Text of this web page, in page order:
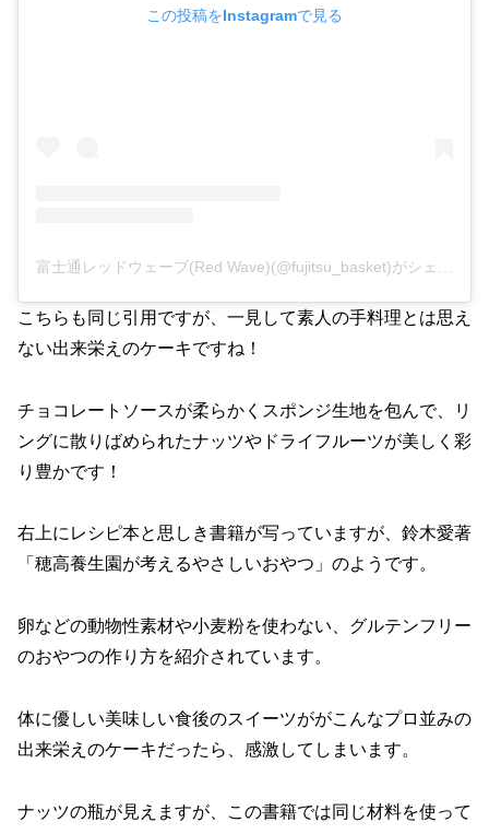
この投稿をInstagramで見る
こちらも同じ引用ですが、一見して素人の手料理とは思え
ない出来栄えのケーキですね！
チョコレートソースが柔らかくスポンジ生地を包んで、リ
ングに散りばめられたナッツやドライフルーツが美しく彩
り豊かです！
右上にレシピ本と思しき書籍が写っていますが、鈴木愛著
「穂高養生園が考えるやさしいおやつ」のようです。
卵などの動物性素材や小麦粉を使わない、グルテンフリー
のおやつの作り方を紹介されています。
体に優しい美味しい食後のスイーツががこんなプロ並みの
出来栄えのケーキだったら、感激してしまいます。
ナッツの瓶が見えますが、この書籍では同じ材料を使って